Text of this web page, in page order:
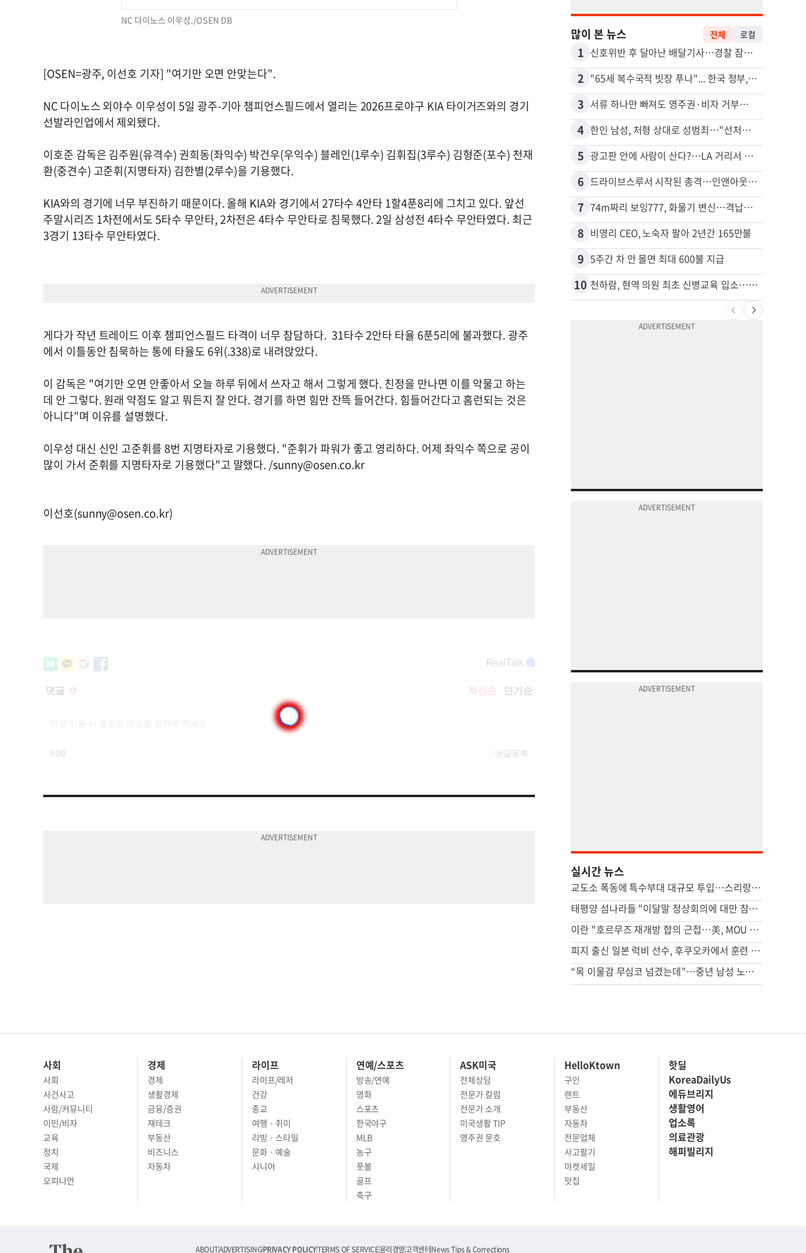
NC 다이노스 이우성./OSEN DB
[OSEN=광주, 이선호 기자] "여기만 오면 안맞는다".
NC 다이노스 외야수 이우성이 5일 광주-기아 챔피언스필드에서 열리는 2026프로야구 KIA 타이거즈와의 경기
선발라인업에서 제외됐다.
이호준 감독은 김주원(유격수) 권희동(좌익수) 박건우(우익수) 블레인(1루수) 김휘집(3루수) 김형준(포수) 천재
환(중견수) 고준휘(지명타자) 김한별(2루수)을 기용했다.
KIA와의 경기에 너무 부진하기 때문이다. 올해 KIA와 경기에서 27타수 4안타 1할4푼8리에 그치고 있다. 앞선
주말시리즈 1차전에서도 5타수 무안타, 2차전은 4타수 무안타로 침묵했다. 2일 삼성전 4타수 무안타였다. 최근
3경기 13타수 무안타였다.
게다가 작년 트레이드 이후 챔피언스필드 타격이 너무 참담하다. 31타수 2안타 타율 6푼5리에 불과했다. 광주
에서 이틀동안 침묵하는 통에 타율도 6위(.338)로 내려앉았다.
이 감독은 "여기만 오면 안좋아서 오늘 하루 뒤에서 쓰자고 해서 그렇게 했다. 친정을 만나면 이를 악물고 하는
데 안 그렇다. 원래 약점도 알고 뭐든지 잘 안다. 경기를 하면 힘만 잔뜩 들어간다. 힘들어간다고 홈런되는 것은
아니다"며 이유를 설명했다.
이우성 대신 신인 고준휘를 8번 지명타자로 기용했다. "준휘가 파워가 좋고 영리하다. 어제 좌익수 쪽으로 공이
많이 가서 준휘를 지명타자로 기용했다"고 말했다. /sunny@osen.co.kr
이선호(sunny@osen.co.kr)
많이 본 뉴스 전체 로컬
1 신호위반 후 달아난 배달기사…경찰 잠복해 잡고보니 ‘반전’
2 "65세 복수국적 빗장 푸나"... 한국 정부, 연령 완화 전면 추진
3 서류 하나만 빠져도 영주권·비자 거부…심사관 재량권 대폭 확대
4 한인 남성, 처형 상대로 성범죄…"선처해줬더니 배신자 취급"
5 광고판 안에 사람이 산다?…LA 거리서 화제
6 드라이브스루서 시작된 총격…인앤아웃 참사 영상 공개
7 74m짜리 보잉777, 화물기 변신…격납고서 ‘보물’ 찾는 인천공항
8 비영리 CEO, 노숙자 팔아 2년간 165만불
9 5주간 차 안 몰면 최대 600불 지급
10 천하람, 현역 의원 최초 신병교육 입소…논산서 2박3일 생활
실시간 뉴스
교도소 폭동에 특수부대 대규모 투입…스리랑카서 3명 사망
태평양 섬나라들 "이달말 정상회의에 대만 참석"…중국 반발할듯
이란 "호르무즈 재개방 합의 근접…美, MOU 위반 배상해야"
피지 출신 일본 럭비 선수, 후쿠오카에서 훈련 중 열사병 사망
“목 이물감 무심코 넘겼는데”…중년 남성 노리는 ‘침묵의 암’ [Health&]
사회
사회
사건사고
사람/커뮤니티
이민/비자
교육
정치
국제
경제
경제
생활경제
금융/증권
재테크
부동산
비즈니스
라이프
라이프/레저
건강
종교
여행 · 취미
리빙 · 스타일
문화 · 예술
연예/스포츠
방송/연예
영화
스포츠
한국야구
MLB
농구
풋볼
골프
ASK미국
전체상담
전문가 칼럼
전문가 소개
미국생활 TIP
HelloKtown
구인
렌트
부동산
자동차
전문업체
사고팔기
마켓세일
핫딜
KoreaDailyUs
에듀브리지
생활영어
업소록
의료관광